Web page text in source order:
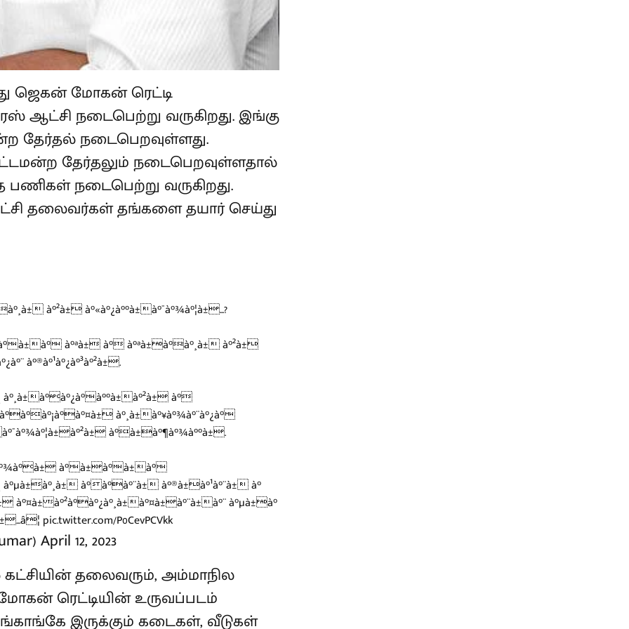
ஜெகன் மோகன் ரெட்டி
ஆட்சி நடைபெற்று வருகிறது. இங்கு
தேர்தல் நடைபெறவுள்ளது.
தேர்தலும் நடைபெறவுள்ளதால்
நடைபெற்று வருகிறது.
தலைவர்கள் தங்களை தயார் செய்து
à°²à± à°«à°¿à°°à±à°¯à°¾à°¦à±...?
à°ªà± à° à°ªà±à°à°¸à± à°²à±
à°®à°¹à°¿à°³à°²à±.
à°
à°¸à±à°¥à°¾à°¨à°¿à°
à°à±à°¶à°¾à°°à±.
à°à±à°à±à°
à°à°à°¨à± à°®à±à°¹à°¨à± à°
à°¤à±à°²à°à°¿à°¸à±à°¤à±à°¨à±à°¨ à°µà±à°
pic.twitter.com/P0CevPCVkk
April 12, 2023
கட்சியின் தலைவரும், அம்மாநில
ரெட்டியின் உருவப்படம்
இருக்கும் கடைகள், வீடுகள்